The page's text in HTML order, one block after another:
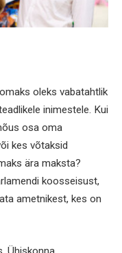
oleks vabatahtlik
inimestele. Kui
osa oma
kes võtaksid
ära maksta?
koosseisust,
ametnikest, kes on